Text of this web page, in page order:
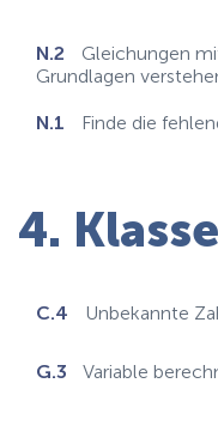
N.2
Gleichungen
Grundlagen
N.1 Finde die
4. Klasse
C.4 Unbekannte
G.3 Variable